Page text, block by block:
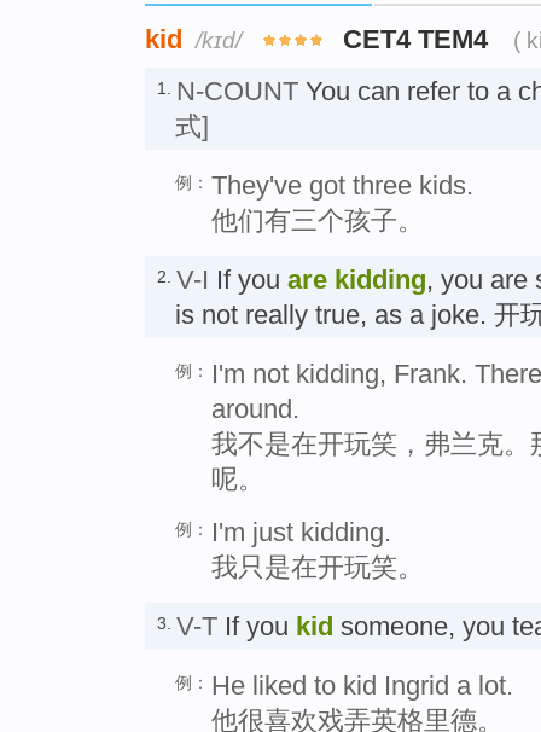
kid /kɪd/ CET4 TEM4 (
1. N-COUNT You can refer to a
式]
例： They've got three kids.
他们有三个孩子。
2. V-I If you are kidding, you are
is not really true, as a joke. 开
例：
I'm not kidding, Frank.
around.
我不是在开玩笑，弗兰克
呢。
例：
I'm just kidding.
我只是在开玩笑。
3. V-T If you kid someone, you
例： He liked to kid Ingrid a lot.
他很喜欢戏弄英格里德。